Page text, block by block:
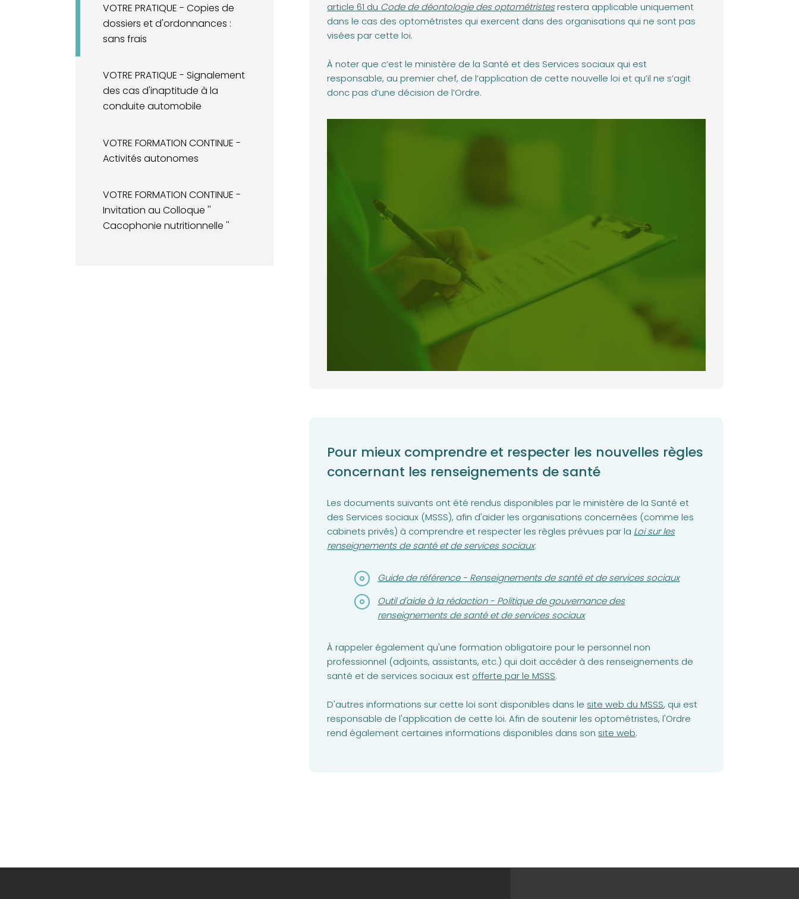
VOTRE PRATIQUE - Copies de
dossiers et d'ordonnances :
sans frais
VOTRE PRATIQUE - Signalement
des cas d'inaptitude à la
conduite automobile
VOTRE FORMATION CONTINUE -
Activités autonomes
VOTRE FORMATION CONTINUE -
Invitation au Colloque ''
Cacophonie nutritionnelle ''
article 61 du Code de déontologie des optométristesrestera applicable uniquement
dans le cas des optométristes qui exercent dans des organisations qui ne sont pas
visées par cette loi.
À noter que c’est le ministère de la Santé et des Services sociaux qui est
responsable, au premier chef, de l’application de cette nouvelle loi et qu’il ne s’agit
donc pas d’une décision de l’Ordre.
Pour mieux comprendre et respecter les nouvelles règles
concernant les renseignements de santé
Les documents suivants ont été rendus disponibles par le ministère de la Santé et
des Services sociaux (MSSS), afin d'aider les organisations concernées (comme les
cabinets privés) à comprendre et respecter les règles prévues par la (opens in a new tab)
Loi sur les
renseignements de santé et de services sociaux:
(opens in a new tab)
Guide de référence - Renseignements de santé et de services sociaux
(opens in a new tab)
Outil d'aide à la rédaction - Politique de gouvernance des
renseignements de santé et de services sociaux
À rappeler également qu'une formation obligatoire pour le personnel non
professionnel (adjoints, assistants, etc.) qui doit accéder à des renseignements de
santé et de services sociaux est (opens in a new tab)
offerte par le MSSS.
D'autres informations sur cette loi sont disponibles dans le (opens in a new tab)
site web du MSSS, qui est
responsable de l'application de cette loi. Afin de soutenir les optométristes, l'Ordre
rend également certaines informations disponibles dans son site web.